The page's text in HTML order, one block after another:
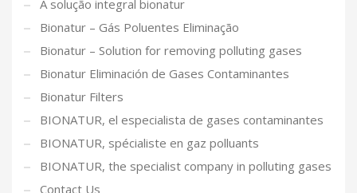
A solução integral bionatur
Bionatur – Gás Poluentes Eliminação
Bionatur – Solution for removing polluting gases
Bionatur Eliminación de Gases Contaminantes
Bionatur Filters
BIONATUR, el especialista de gases contaminantes
BIONATUR, spécialiste en gaz polluants
BIONATUR, the specialist company in polluting gases
Contact Us